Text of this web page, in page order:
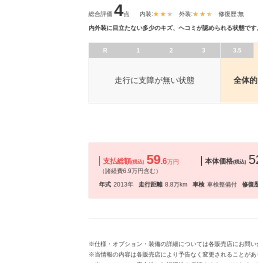
総合評価 4点 内装: 外装: 修復歴:無
内外装に目立たない多少のキズ、ヘコミが認められる状態です
R 1 2 3 3.5
走行に支障が無い状態 全体
支払総額(税込) 59.6万円
（諸経費6.9万円含む）
本体価格(税込)
年式 2013年 走行距離 8.8万km 車検 車検整備付 修復
※仕様・オプション・装備の詳細については各販売店にお問い
※当情報の内容は各販売店により予告なく変更されることが